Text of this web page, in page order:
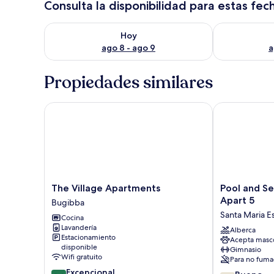
Consulta la disponibilidad para estas
Hoy
ago 8 - ago 9
Consulta la disponibilidad para hoy ago 8 - ago 9
Consulta la
Propiedades similares
The
Village
Apartments
Bugibba
The Village Apartments
Bugibba
Cocina
Lavandería
Estacionamiento
disponible
Wifi gratuito
9.4
The Village Apartments
Pool
and
Sea,
charming
Merill
Apart
5
Santa
Pool and
Apart 5
Santa Maria
Alberca
Acepta
Gimnasio
Para no
Pool and